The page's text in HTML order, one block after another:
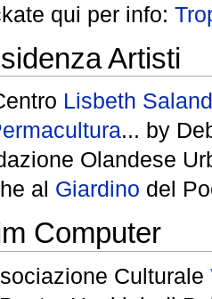
qui per info:
Artisti
Lisbeth
... by
Olandese
al Giardino del
Computer
Culturale